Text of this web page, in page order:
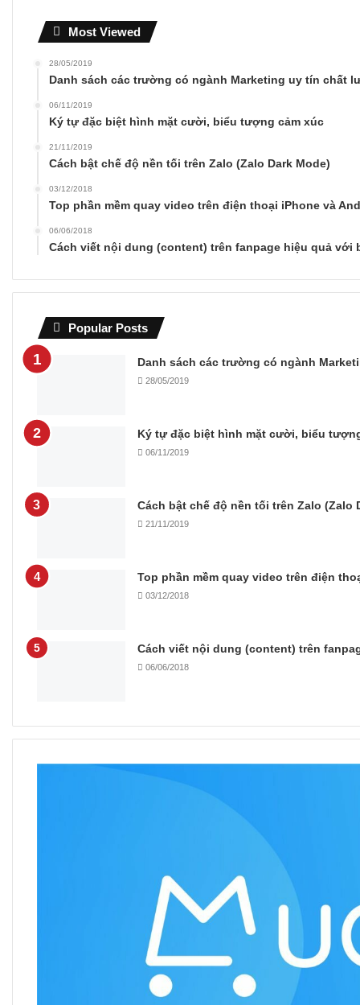
Most Viewed
28/05/2019
Danh sách các trường có ngành Marketing uy tín chất
06/11/2019
Ký tự đặc biệt hình mặt cười, biểu tượng cảm xúc
21/11/2019
Cách bật chế độ nền tối trên Zalo (Zalo Dark Mode)
03/12/2018
Top phần mềm quay video trên điện thoại iPhone và
06/06/2018
Cách viết nội dung (content) trên fanpage hiệu quả với
Popular Posts
Danh sách các trường có ngành
28/05/2019
Ký tự đặc biệt hình mặt cười, biểu
06/11/2019
Cách bật chế độ nền tối trên Zalo (Zalo
21/11/2019
Top phần mềm quay video trên điện
03/12/2018
Cách viết nội dung (content) trên
06/06/2018